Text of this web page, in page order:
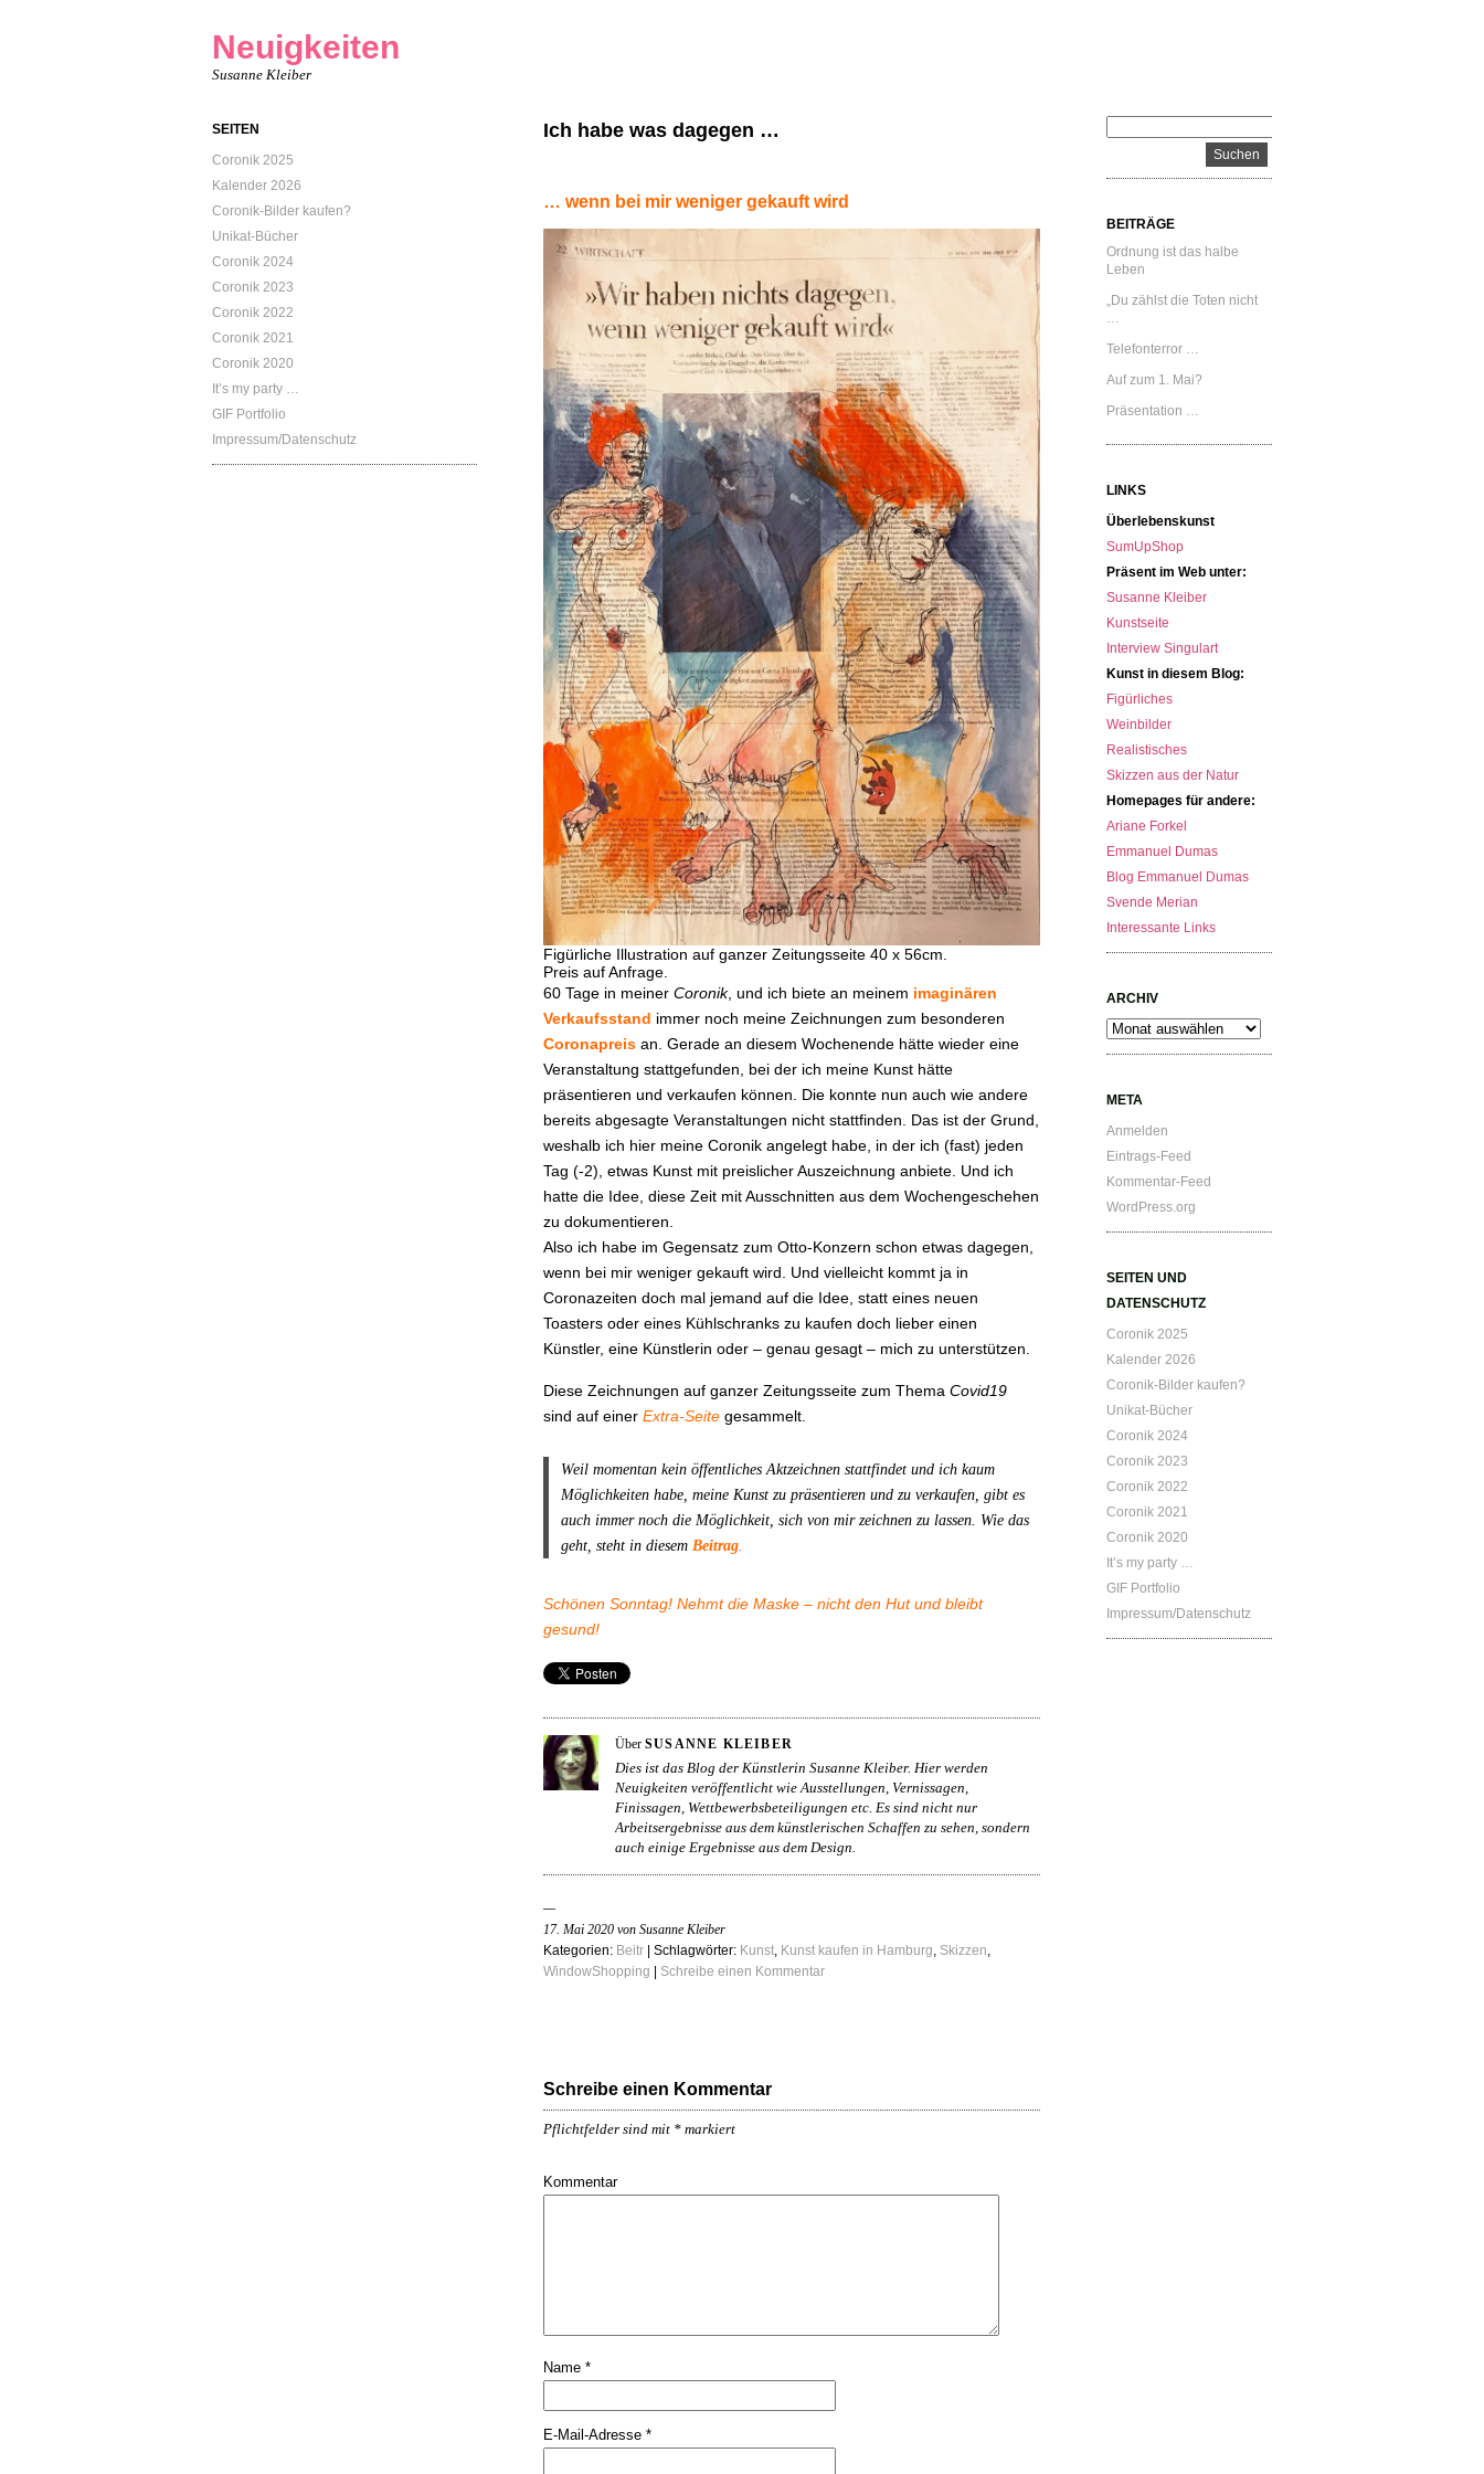
Neuigkeiten
Susanne Kleiber
SEITEN
Coronik 2025
Kalender 2026
Coronik-Bilder kaufen?
Unikat-Bücher
Coronik 2024
Coronik 2023
Coronik 2022
Coronik 2021
Coronik 2020
It’s my party …
GIF Portfolio
Impressum/Datenschutz
Ich habe was dagegen …
… wenn bei mir weniger gekauft wird
Figürliche Illustration auf ganzer Zeitungsseite 40 x 56cm.
Preis auf Anfrage.
60 Tage in meiner Coronik, und ich biete an meinem imaginären
Verkaufsstand immer noch meine Zeichnungen zum besonderen
Coronapreis an. Gerade an diesem Wochenende hätte wieder eine
Veranstaltung stattgefunden, bei der ich meine Kunst hätte
präsentieren und verkaufen können. Die konnte nun auch wie andere
bereits abgesagte Veranstaltungen nicht stattfinden. Das ist der Grund,
weshalb ich hier meine Coronik angelegt habe, in der ich (fast) jeden
Tag (-2), etwas Kunst mit preislicher Auszeichnung anbiete. Und ich
hatte die Idee, diese Zeit mit Ausschnitten aus dem Wochengeschehen
zu dokumentieren.
Also ich habe im Gegensatz zum Otto-Konzern schon etwas dagegen,
wenn bei mir weniger gekauft wird. Und vielleicht kommt ja in
Coronazeiten doch mal jemand auf die Idee, statt eines neuen
Toasters oder eines Kühlschranks zu kaufen doch lieber einen
Künstler, eine Künstlerin oder – genau gesagt – mich zu unterstützen.
Diese Zeichnungen auf ganzer Zeitungsseite zum Thema Covid19
sind auf einer Extra-Seite gesammelt.
Weil momentan kein öffentliches Aktzeichnen stattfindet und ich kaum
Möglichkeiten habe, meine Kunst zu präsentieren und zu verkaufen, gibt es
auch immer noch die Möglichkeit, sich von mir zeichnen zu lassen. Wie das
geht, steht in diesem Beitrag.
Schönen Sonntag! Nehmt die Maske – nicht den Hut und bleibt
gesund!
Über SUSANNE KLEIBER
Dies ist das Blog der Künstlerin Susanne Kleiber. Hier werden
Neuigkeiten veröffentlicht wie Ausstellungen, Vernissagen,
Finissagen, Wettbewerbsbeteiligungen etc. Es sind nicht nur
Arbeitsergebnisse aus dem künstlerischen Schaffen zu sehen, sondern
auch einige Ergebnisse aus dem Design.
17. Mai 2020 von Susanne Kleiber
Kategorien: Beitr | Schlagwörter: Kunst, Kunst kaufen in Hamburg, Skizzen,
WindowShopping
Schreibe einen Kommentar
Schreibe einen Kommentar
Pflichtfelder sind mit * markiert
Kommentar
Name *
E-Mail-Adresse *
BEITRÄGE
Ordnung ist das halbe
Leben
„Du zählst die Toten nicht
…
Telefonterror …
Auf zum 1. Mai?
Präsentation …
LINKS
Überlebenskunst
SumUpShop
Präsent im Web unter:
Susanne Kleiber
Kunstseite
Interview Singulart
Kunst in diesem Blog:
Figürliches
Weinbilder
Realistisches
Skizzen aus der Natur
Homepages für andere:
Ariane Forkel
Emmanuel Dumas
Blog Emmanuel Dumas
Svende Merian
Interessante Links
ARCHIV
Archiv
META
Anmelden
Eintrags-Feed
Kommentar-Feed
WordPress.org
SEITEN UND
DATENSCHUTZ
Coronik 2025
Kalender 2026
Coronik-Bilder kaufen?
Unikat-Bücher
Coronik 2024
Coronik 2023
Coronik 2022
Coronik 2021
Coronik 2020
It’s my party …
GIF Portfolio
Impressum/Datenschutz